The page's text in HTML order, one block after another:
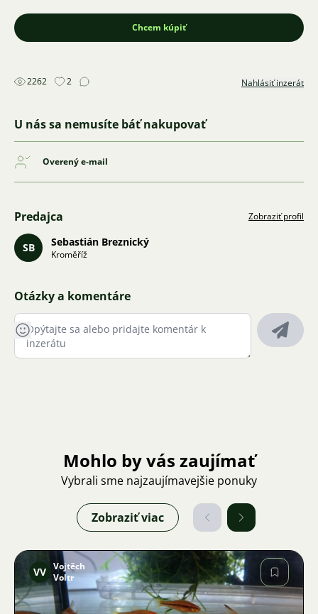
Chcem kúpiť
2262 2 Nahlásiť inzerát
U nás sa nemusíte báť nakupovať
Overený e-mail
Predajca Zobraziť profil
SB Sebastián Breznický
Kroměříž
Otázky a komentáre
Mohlo by vás zaujímať
Vybrali sme najzaujímavejšie ponuky
Zobraziť viac
VV Vojtěch
Voltr